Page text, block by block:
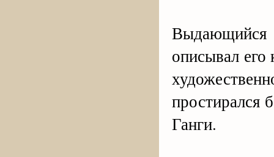
Выдающийся
описывал его
простирался
Ганги.